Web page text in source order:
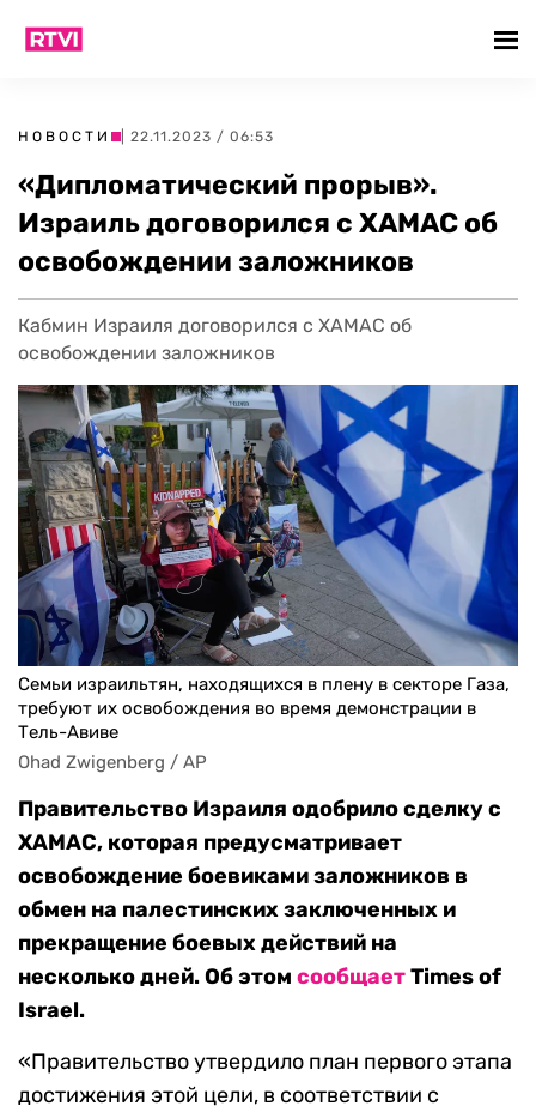
НОВОСТИ | 22.11.2023 / 06:53
«Дипломатический прорыв».
Израиль договорился с ХАМАС об
освобождении заложников
Кабмин Израиля договорился с ХАМАС об
освобождении заложников
Семьи израильтян, находящихся в плену в секторе Газа,
требуют их освобождения во время демонстрации в
Тель-Авиве
Ohad Zwigenberg / AP
Правительство Израиля одобрило сделку с
ХАМАС, которая предусматривает
освобождение боевиками заложников в
обмен на палестинских заключенных и
прекращение боевых действий на
несколько дней. Об этом сообщаетTimes of
Israel.
«Правительство утвердило план первого этапа
достижения этой цели, в соответствии с